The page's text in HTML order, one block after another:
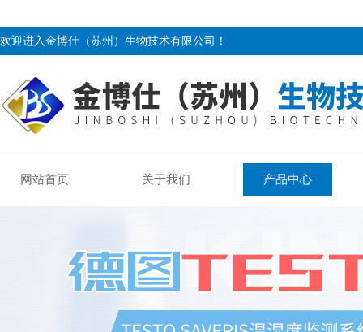
欢迎进入金博仕（苏州）生物技术有限公司！
网站首页 关于我们 产品中心